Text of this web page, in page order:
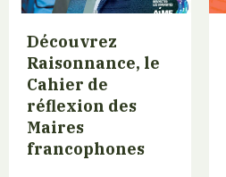
Découvrez
Raisonnance, le
Cahier de
réflexion des
Maires
francophones